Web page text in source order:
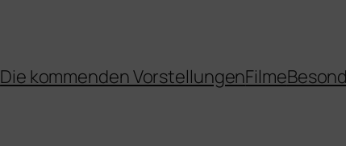
Die kommenden VorstellungenFilme